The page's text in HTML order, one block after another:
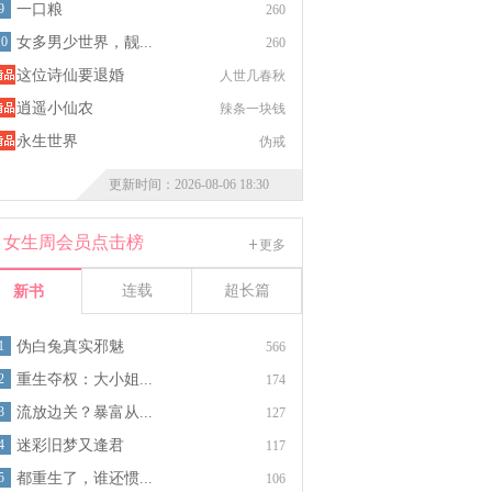
260
一口粮
260
女多男少世界，靓...
人世几春秋
这位诗仙要退婚
辣条一块钱
逍遥小仙农
伪戒
永生世界
更新时间：2026-08-06 18:30
更多
女生周会员点击榜
新书 连载 超长篇
566
1 伪白兔真实邪魅
174
重生夺权：大小姐...
127
流放边关？暴富从...
117
迷彩旧梦又逢君
106
都重生了，谁还惯...